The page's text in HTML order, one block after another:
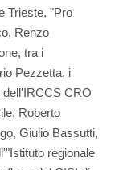
Trieste, "Pro
Renzo
tra i
Pezzetta, i
dell'IRCCS CRO
Roberto
Giulio Bassutti,
regionale